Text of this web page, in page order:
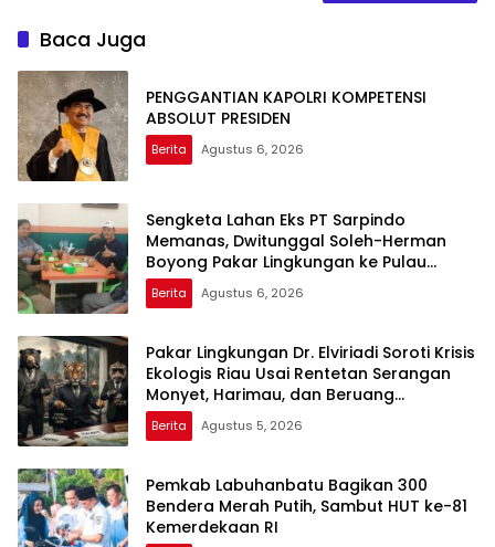
Baca Juga
PENGGANTIAN KAPOLRI KOMPETENSI
ABSOLUT PRESIDEN
Berita Agustus 6, 2026
Sengketa Lahan Eks PT Sarpindo
Memanas, Dwitunggal Soleh-Herman
Boyong Pakar Lingkungan ke Pulau
Rupat
Berita Agustus 6, 2026
Pakar Lingkungan Dr. Elviriadi Soroti Krisis
Ekologis Riau Usai Rentetan Serangan
Monyet, Harimau, dan Beruang
Terhadap Warga
Berita Agustus 5, 2026
Pemkab Labuhanbatu Bagikan 300
Bendera Merah Putih, Sambut HUT ke-81
Kemerdekaan RI